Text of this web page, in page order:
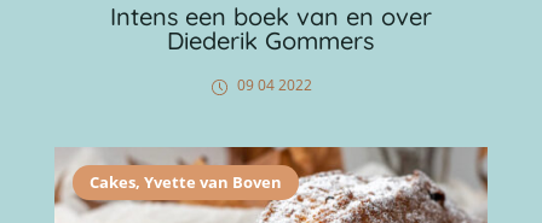
Intens een boek van en over
Diederik Gommers
09 04 2022
Cakes, Yvette van Boven